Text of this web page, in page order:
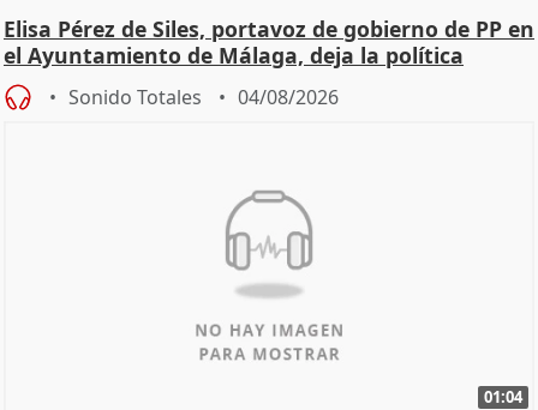
Elisa Pérez de Siles, portavoz de gobierno de PP en
el Ayuntamiento de Málaga, deja la política
Sonido Totales 04/08/2026
01:04